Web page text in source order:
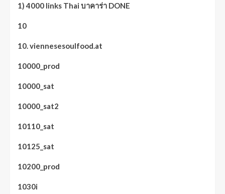
1) 4000 links Thai บาคาร่า DONE
10
10. viennesesoulfood.at
10000_prod
10000_sat
10000_sat2
10110_sat
10125_sat
10200_prod
1030i